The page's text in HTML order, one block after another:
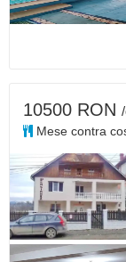
10500 RON
Mese contra